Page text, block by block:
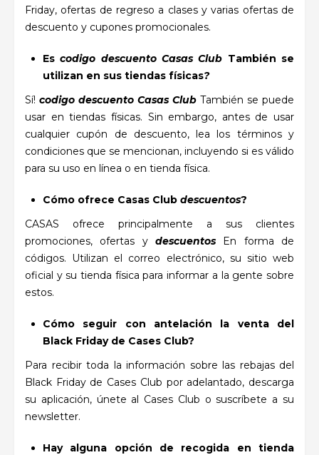
Friday, ofertas de regreso a clases y varias ofertas de
descuento y cupones promocionales.
Escodigo descuento Casas Club También se
utilizan en sus tiendas físicas?
Sí! codigo descuento Casas Club También se puede
usar en tiendas físicas. Sin embargo, antes de usar
cualquier cupón de descuento, lea los términos y
condiciones que se mencionan, incluyendo si es válido
para su uso en línea o en tienda física.
Cómo ofrece Casas Club descuentos?
CASAS ofrece principalmente a sus clientes
promociones, ofertas y descuentos En forma de
códigos. Utilizan el correo electrónico, su sitio web
oficial y su tienda física para informar a la gente sobre
estos.
Cómo seguir con antelación la venta del
Black Friday de Cases Club?
Para recibir toda la información sobre las rebajas del
Black Friday de Cases Club por adelantado, descarga
su aplicación, únete al Cases Club o suscríbete a su
newsletter.
Hay alguna opción de recogida en tienda